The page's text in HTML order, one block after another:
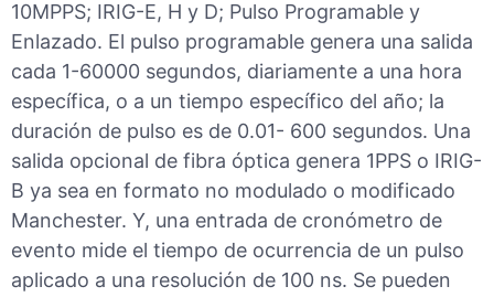
10MPPS; IRIG-E, H y D; Pulso Programable y
Enlazado. El pulso programable genera una salida
cada 1-60000 segundos, diariamente a una hora
específica, o a un tiempo específico del año; la
duración de pulso es de 0.01- 600 segundos. Una
salida opcional de fibra óptica genera 1PPS o IRIG-
B ya sea en formato no modulado o modificado
Manchester. Y, una entrada de cronómetro de
evento mide el tiempo de ocurrencia de un pulso
aplicado a una resolución de 100 ns. Se pueden